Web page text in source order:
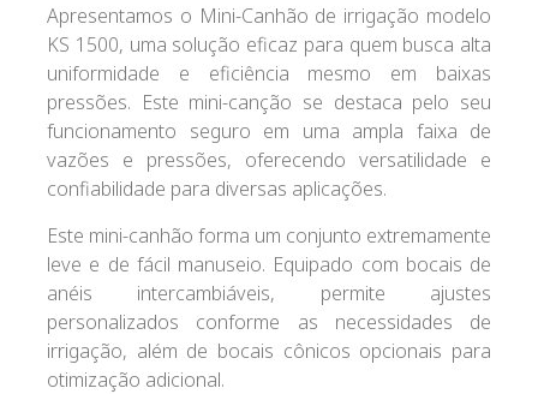
Apresentamos o Mini-Canhão de irrigação modelo
KS 1500, uma solução eficaz para quem busca alta
uniformidade e eficiência mesmo em baixas
pressões. Este mini-canção se destaca pelo seu
funcionamento seguro em uma ampla faixa de
vazões e pressões, oferecendo versatilidade e
confiabilidade para diversas aplicações.
Este mini-canhão forma um conjunto extremamente
leve e de fácil manuseio. Equipado com bocais de
anéis intercambiáveis, permite ajustes
personalizados conforme as necessidades de
irrigação, além de bocais cônicos opcionais para
otimização adicional.